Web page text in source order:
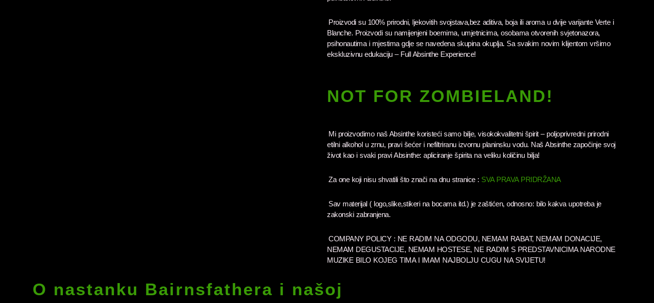
Proizvodi su 100% prirodni, ljekovitih svojstava,bez aditiva, boja ili aroma u dvije varijante Verte i
Blanche. Proizvodi su namijenjeni boemima, umjetnicima, osobama otvorenih svjetonazora,
psihonautima i mjestima gdje se navedena skupina okuplja. Sa svakim novim klijentom vršimo
ekskluzivnu edukaciju – Full Absinthe Experience!
NOT FOR ZOMBIELAND!
Mi proizvodimo naš Absinthe koristeći samo bilje, visokokvalitetni špirit – poljoprivredni prirodni
etilni alkohol u zrnu, pravi šećer i nefiltriranu izvornu planinsku vodu. Naš Absinthe započinje svoj
život kao i svaki pravi Absinthe: apliciranje špirita na veliku količinu bilja!
Za one koji nisu shvatili što znači na dnu stranice : SVA PRAVA PRIDRŽANA
Sav materijal ( logo,slike,stikeri na bocama itd.) je zaštićen, odnosno: bilo kakva upotreba je
zakonski zabranjena.
COMPANY POLICY : NE RADIM NA ODGODU, NEMAM RABAT, NEMAM DONACIJE,
NEMAM DEGUSTACIJE, NEMAM HOSTESE, NE RADIM S PREDSTAVNICIMA NARODNE
MUZIKE BILO KOJEG TIMA I IMAM NAJBOLJU CUGU NA SVIJETU!
O nastanku Bairnsfathera i našoj